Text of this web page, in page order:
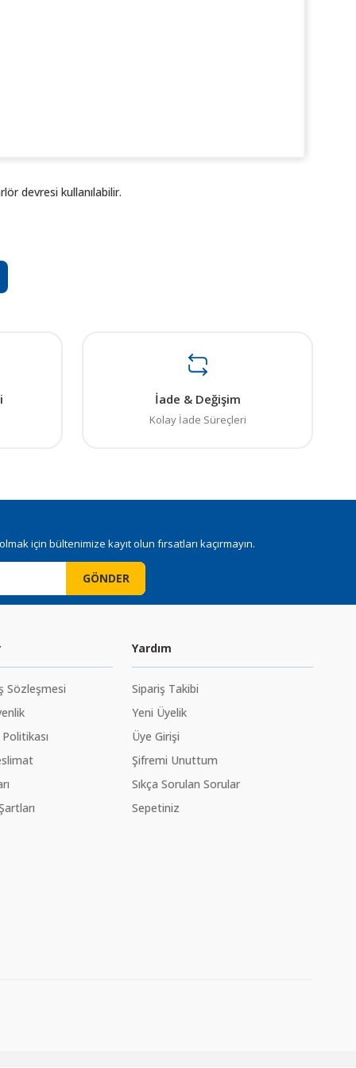
devresi kullanılabilir.
İade & Değişim
Kolay İade Süreçleri
için bültenimize kayıt olun fırsatları kaçırmayın.
GÖNDER
Sözleşmesi
Yardım
Sipariş Takibi
Yeni Üyelik
Üye Girişi
Şifremi Unuttum
Sıkça Sorulan Sorular
Sepetiniz